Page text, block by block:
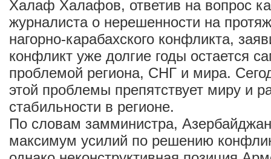
Халаф Халафов, ответив на вопрос
журналиста о нерешенности на
нагорно-карабахского конфликта,
конфликт уже долгие годы остается
проблемой региона, СНГ и мира.
этой проблемы препятствует миру и
стабильности в регионе.
По словам замминистра,
максимум усилий по решению